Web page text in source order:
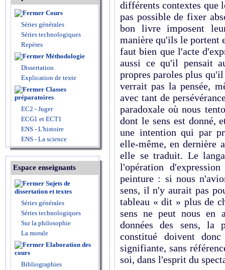
Cours
Séries générales
Séries technologiques
Repères
Méthodologie
Dissertation
Explication de texte
Classes
préparatoires
EC2 - Juger
ECG1 et ECT1
ENS - L'histoire
ENS - La science
Espace enseignants
Sujets de
dissertation et textes
Séries générales
Séries technologiques
Sur la philosophie
La morale
Elaboration des
cours
Bibliographies
différents contextes que
pas possible de fixer
bon livre imposent
manière qu'ils le portent
faut bien que l'acte
aussi ce qu'il pensait
propres paroles plus
verrait pas la pensée,
avec tant de
paradoxale où nous
dont le sens est donné,
une intention qui par
elle-même, en dernière
elle se traduit. Le
l'opération
peinture : si nous
sens, il n'y aurait pas
tableau « dit » plus de
sens ne peut nous en
données des sens, la
constitué doivent
signifiante, sans
soi, dans l'esprit du